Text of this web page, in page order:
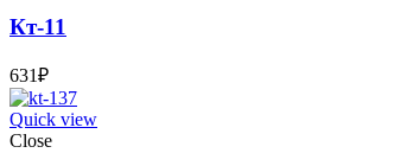
Кт-11
631₽
Quick view
Close